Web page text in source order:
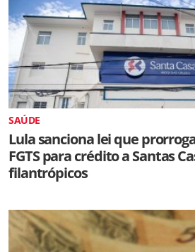
SAÚDE
Lula sanciona lei que
FGTS para crédito a Santas
filantrópicos